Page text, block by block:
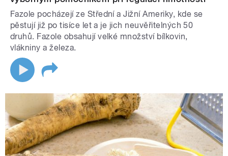
Fazole pocházejí ze Střední a Jižní Ameriky, kde se
pěstují již po tisíce let a je jich neuvěřitelných 50
druhů. Fazole obsahují velké množství bílkovin,
vlákniny a železa.